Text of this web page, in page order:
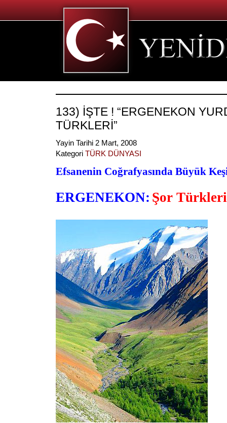
133) İŞTE ! “ERGENEKON
TÜRKLERİ”
Yayin Tarihi 2 Mart, 2008
Kategori TÜRK DÜNYASI
Efsanenin Coğrafyasında Büyük
ERGENEKON: Şor Türkleri